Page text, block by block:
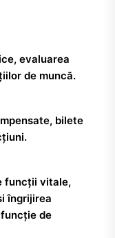
evaluarea
de muncă.
bilete
funcții vitale,
îngrijirea
de